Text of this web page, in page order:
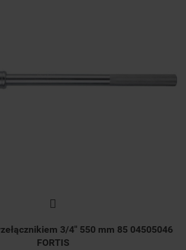
3/4" 550 mm 85 04505046
FORTIS